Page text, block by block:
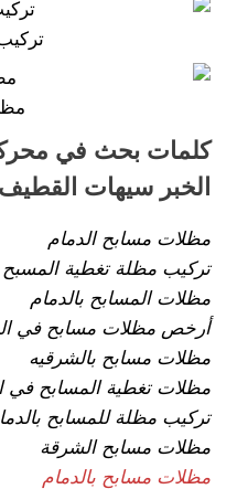
كلمات بحث في
الخبر سيهات القطيف
مظلات مسابح الدمام
تركيب مظلة تغطية المسبح
مظلات المسابح بالدمام
أرخص مظلات مسابح في
مظلات مسابح بالشرقيه
مظلات تغطية المسابح في
تركيب مظلة للمسابح
مظلات مسابح الشرقة
مظلات مسابح بالدمام